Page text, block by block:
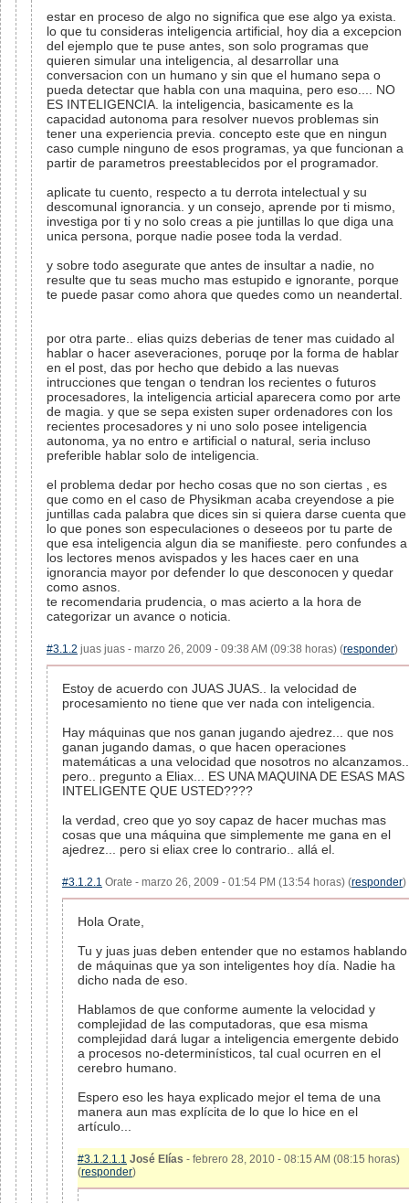
estar en proceso de algo no significa que ese algo ya exista.
lo que tu consideras inteligencia artificial, hoy dia a excepcion
del ejemplo que te puse antes, son solo programas que
quieren simular una inteligencia, al desarrollar una
conversacion con un humano y sin que el humano sepa o
pueda detectar que habla con una maquina, pero eso.... NO
ES INTELIGENCIA. la inteligencia, basicamente es la
capacidad autonoma para resolver nuevos problemas sin
tener una experiencia previa. concepto este que en ningun
caso cumple ninguno de esos programas, ya que funcionan a
partir de parametros preestablecidos por el programador.
aplicate tu cuento, respecto a tu derrota intelectual y su
descomunal ignorancia. y un consejo, aprende por ti mismo,
investiga por ti y no solo creas a pie juntillas lo que diga una
unica persona, porque nadie posee toda la verdad.
y sobre todo asegurate que antes de insultar a nadie, no
resulte que tu seas mucho mas estupido e ignorante, porque
te puede pasar como ahora que quedes como un neandertal.
por otra parte.. elias quizs deberias de tener mas cuidado al
hablar o hacer aseveraciones, poruqe por la forma de hablar
en el post, das por hecho que debido a las nuevas
intrucciones que tengan o tendran los recientes o futuros
procesadores, la inteligencia articial aparecera como por arte
de magia. y que se sepa existen super ordenadores con los
recientes procesadores y ni uno solo posee inteligencia
autonoma, ya no entro e artificial o natural, seria incluso
preferible hablar solo de inteligencia.
el problema dedar por hecho cosas que no son ciertas , es
que como en el caso de Physikman acaba creyendose a pie
juntillas cada palabra que dices sin si quiera darse cuenta que
lo que pones son especulaciones o deseeos por tu parte de
que esa inteligencia algun dia se manifieste. pero confundes a
los lectores menos avispados y les haces caer en una
ignorancia mayor por defender lo que desconocen y quedar
como asnos.
te recomendaria prudencia, o mas acierto a la hora de
categorizar un avance o noticia.
#3.1.2 juas juas - marzo 26, 2009 - 09:38 AM (09:38 horas) (responder)
Estoy de acuerdo con JUAS JUAS.. la velocidad de
procesamiento no tiene que ver nada con inteligencia.
Hay máquinas que nos ganan jugando ajedrez... que nos
ganan jugando damas, o que hacen operaciones
matemáticas a una velocidad que nosotros no alcanzamos..
pero.. pregunto a Eliax... ES UNA MAQUINA DE ESAS MAS
INTELIGENTE QUE USTED????
la verdad, creo que yo soy capaz de hacer muchas mas
cosas que una máquina que simplemente me gana en el
ajedrez... pero si eliax cree lo contrario.. allá el.
#3.1.2.1 Orate - marzo 26, 2009 - 01:54 PM (13:54 horas) (responder)
Hola Orate,
Tu y juas juas deben entender que no estamos hablando
de máquinas que ya son inteligentes hoy día. Nadie ha
dicho nada de eso.
Hablamos de que conforme aumente la velocidad y
complejidad de las computadoras, que esa misma
complejidad dará lugar a inteligencia emergente debido
a procesos no-determinísticos, tal cual ocurren en el
cerebro humano.
Espero eso les haya explicado mejor el tema de una
manera aun mas explícita de lo que lo hice en el
artículo...
#3.1.2.1.1 José Elías - febrero 28, 2010 - 08:15 AM (08:15 horas)
(responder)